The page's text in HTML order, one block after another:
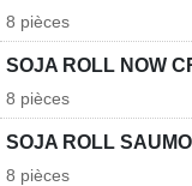
8 pièces
SOJA ROLL NOW
8 pièces
SOJA ROLL
8 pièces